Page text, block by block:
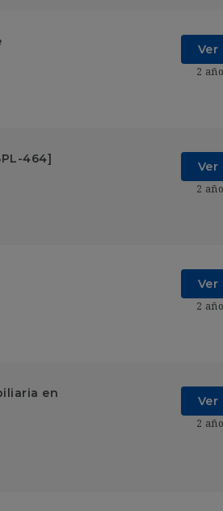
Ver
2
464]
Ver
2
Ver
2
en
Ver
2